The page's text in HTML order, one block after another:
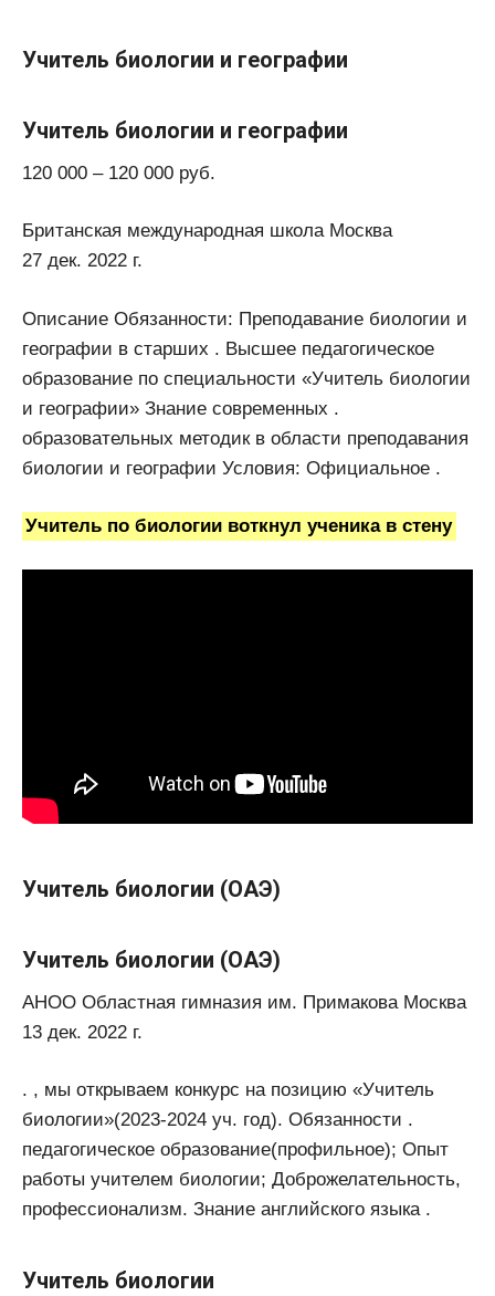
Учитель биологии и географии
Учитель биологии и географии
120 000 – 120 000 руб.
Британская международная школа Москва
27 дек. 2022 г.
Описание Обязанности: Преподавание биологии и
географии в старших . Высшее педагогическое
образование по специальности «Учитель биологии
и географии» Знание современных .
образовательных методик в области преподавания
биологии и географии Условия: Официальное .
Учитель по биологии воткнул ученика в стену
Учитель биологии (ОАЭ)
Учитель биологии (ОАЭ)
АНОО Областная гимназия им. Примакова Москва
13 дек. 2022 г.
. , мы открываем конкурс на позицию «Учитель
биологии»(2023-2024 уч. год). Обязанности .
педагогическое образование(профильное); Опыт
работы учителем биологии; Доброжелательность,
профессионализм. Знание английского языка .
Учитель биологии